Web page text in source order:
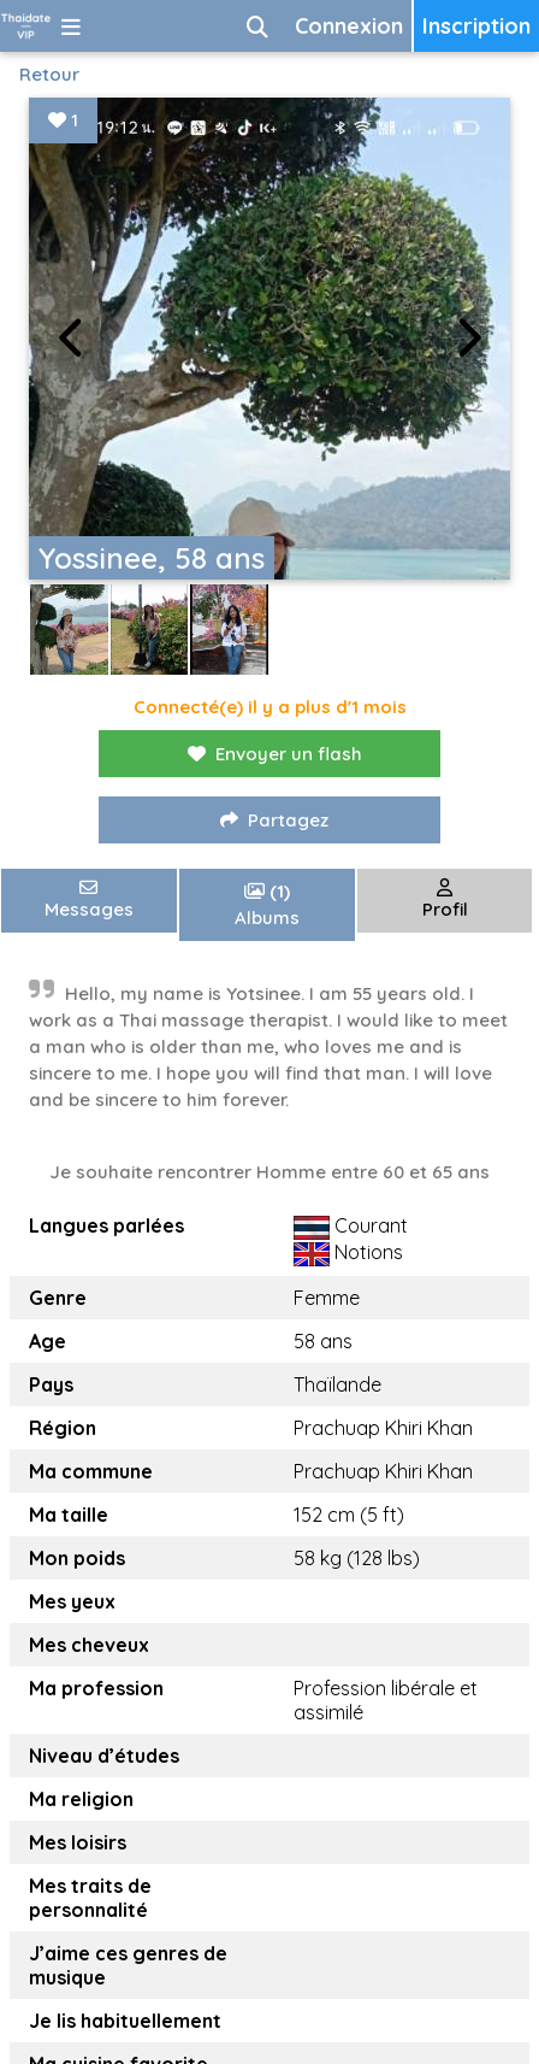
Inscription
Connexion
Retour
Yossinee, 58 ans
1
Connecté(e) il y a plus d'1 mois
Envoyer un flash
Partagez
Messages
(1)
Albums
Profil
Hello, my name is Yotsinee. I am 55 years old. I
work as a Thai massage therapist. I would like to meet
a man who is older than me, who loves me and is
sincere to me. I hope you will find that man. I will love
and be sincere to him forever.
Je souhaite rencontrer Homme entre 60 et 65 ans
Langues parlées
Courant
Notions
Genre
Femme
Age
58 ans
Pays
Thaïlande
Région
Prachuap Khiri Khan
Ma commune
Prachuap Khiri Khan
Ma taille
152 cm (5 ft)
Mon poids
58 kg (128 lbs)
Mes yeux
Mes cheveux
Ma profession
Profession libérale et
assimilé
Niveau d’études
Ma religion
Mes loisirs
Mes traits de
personnalité
J’aime ces genres de
musique
Je lis habituellement